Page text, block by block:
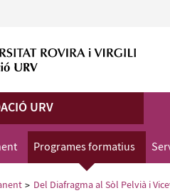
URV
Programes formatius
Del Diafragma al Sòl Pelvià i